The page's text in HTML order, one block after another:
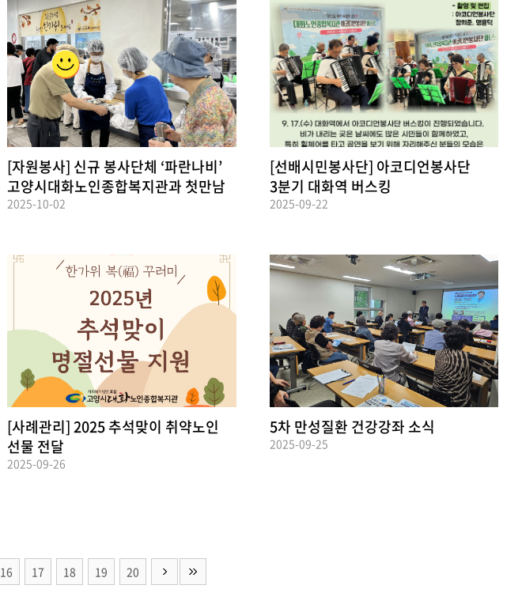
[자원봉사] 신규 봉사단체 ‘파란나비’
고양시대화노인종합복지관과 첫만남
2025-10-02
[선배시민봉사단] 아코디언봉사단
3분기 대화역 버스킹
2025-09-22
[사례관리] 2025 추석맞이 취약노인
선물 전달
2025-09-26
5차 만성질환 건강강좌 소식
2025-09-25
16 17 18 19 20